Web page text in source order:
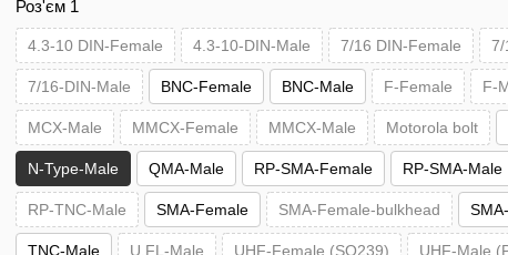
Роз'єм 1
4.3-10 DIN-Female 4.3-10-DIN-Male 7/16 DIN-Female 7/
7/16-DIN-Male BNC-Female BNC-Male F-Female F-
MCX-Male MMCX-Female MMCX-Male Motorola bolt
N-Type-Male QMA-Male RP-SMA-Female RP-SMA-Male
RP-TNC-Male SMA-Female SMA-Female-bulkhead
TNC-Male U.FL-Male UHF-Female (SO239) UHF-Male